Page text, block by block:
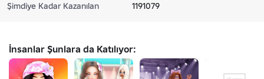
Şimdiye Kadar Kazanılan
1191079
İnsanlar Şunlara da Katılıyor: